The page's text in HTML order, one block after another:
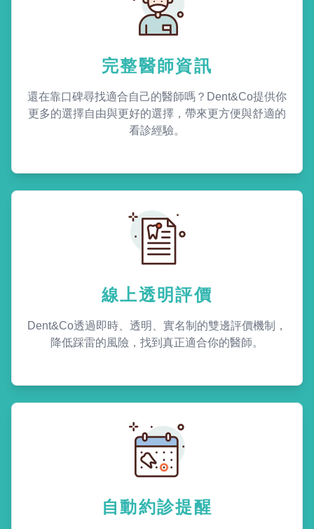
完整醫師資訊
還在靠口碑尋找適合自己的醫師嗎？Dent&Co提供你
更多的選擇自由與更好的選擇，帶來更方便與舒適的
看診經驗。
線上透明評價
Dent&Co透過即時、透明、實名制的雙邊評價機制，
降低踩雷的風險，找到真正適合你的醫師。
自動約診提醒